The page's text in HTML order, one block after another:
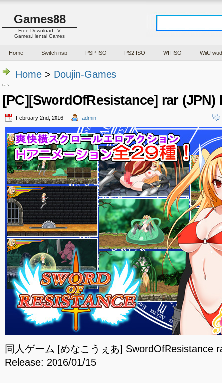
Games88
Free Download TV
Games,Hentai Games
Home Switch nsp PSP ISO PS2 ISO WII ISO WiiU wud
Home > Doujin-Games
[PC][SwordOfResistance] rar (JPN)
February 2nd, 2016 admin
同人ゲーム [めなこうぇあ] SwordOfResistance
Release: 2016/01/15